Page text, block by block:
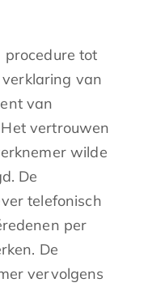
procedure tot
van
van
vertrouwen
wilde
De
telefonisch
per
De
vervolgens